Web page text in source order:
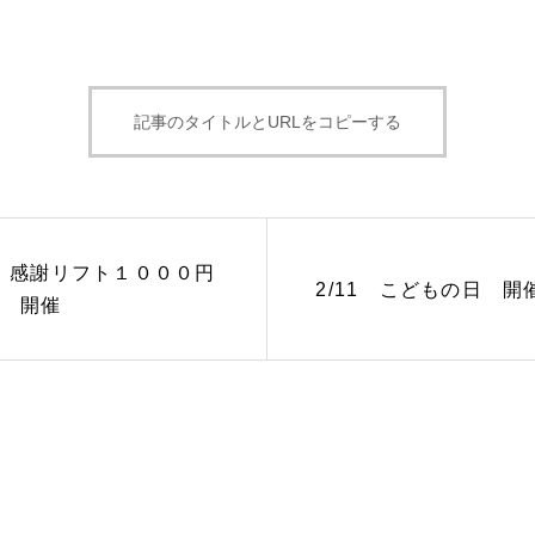
記事のタイトルとURLをコピーする
謝リフト１０００円
開催
2/11 こどもの日 開